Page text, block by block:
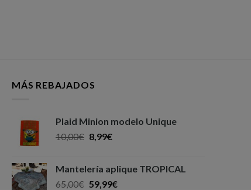
MÁS REBAJADOS
Plaid Minion modelo Unique
10,00€ 8,99€
Mantelería aplique TROPICAL
65,00€ 59,99€